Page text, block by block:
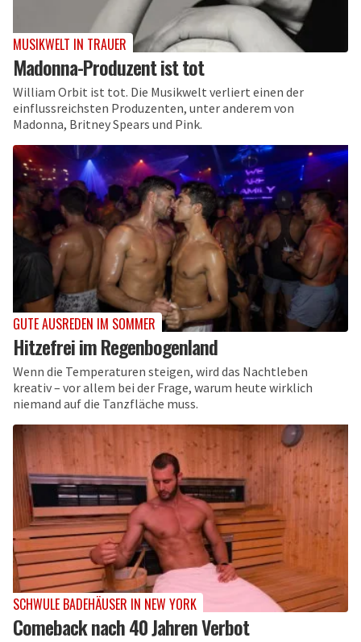
MUSIKWELT IN TRAUER
Madonna-Produzent ist tot
William Orbit ist tot. Die Musikwelt verliert einen der
einflussreichsten Produzenten, unter anderem von
Madonna, Britney Spears und Pink.
GUTE AUSREDEN IM SOMMER
Hitzefrei im Regenbogenland
Wenn die Temperaturen steigen, wird das Nachtleben
kreativ – vor allem bei der Frage, warum heute wirklich
niemand auf die Tanzfläche muss.
SCHWULE BADEHÄUSER IN NEW YORK
Comeback nach 40 Jahren Verbot